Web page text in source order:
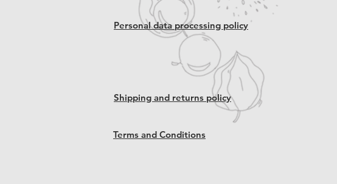
Personal data processing policy
Shipping and returns policy
Terms and Conditions